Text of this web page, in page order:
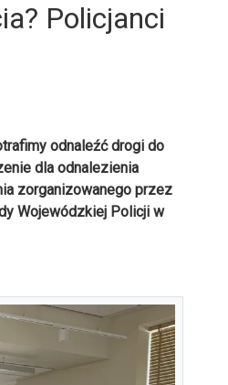
Policjanci
odnaleźć drogi do
dla odnalezienia
zorganizowanego przez
Wojewódzkiej Policji w